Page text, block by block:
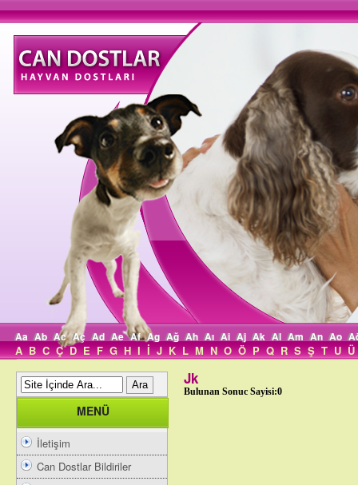
Aa Ab Ac Aç Ad Ae Af Ag Ağ Ah Aı Ai Aj Ak Al Am An Ao
A B C Ç D E F G H I İ J K L M N O Ö P Q R S Ş T U Ü
MENÜ
İletişim
Can Dostlar Bildiriler
Jk
Bulunan Sonuc Sayisi:0